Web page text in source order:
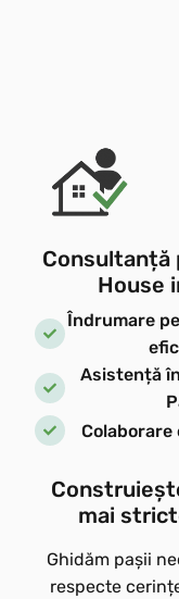
Consultanță
House
Îndrumare
Asistență
mai
Ghidăm pașii
respecte